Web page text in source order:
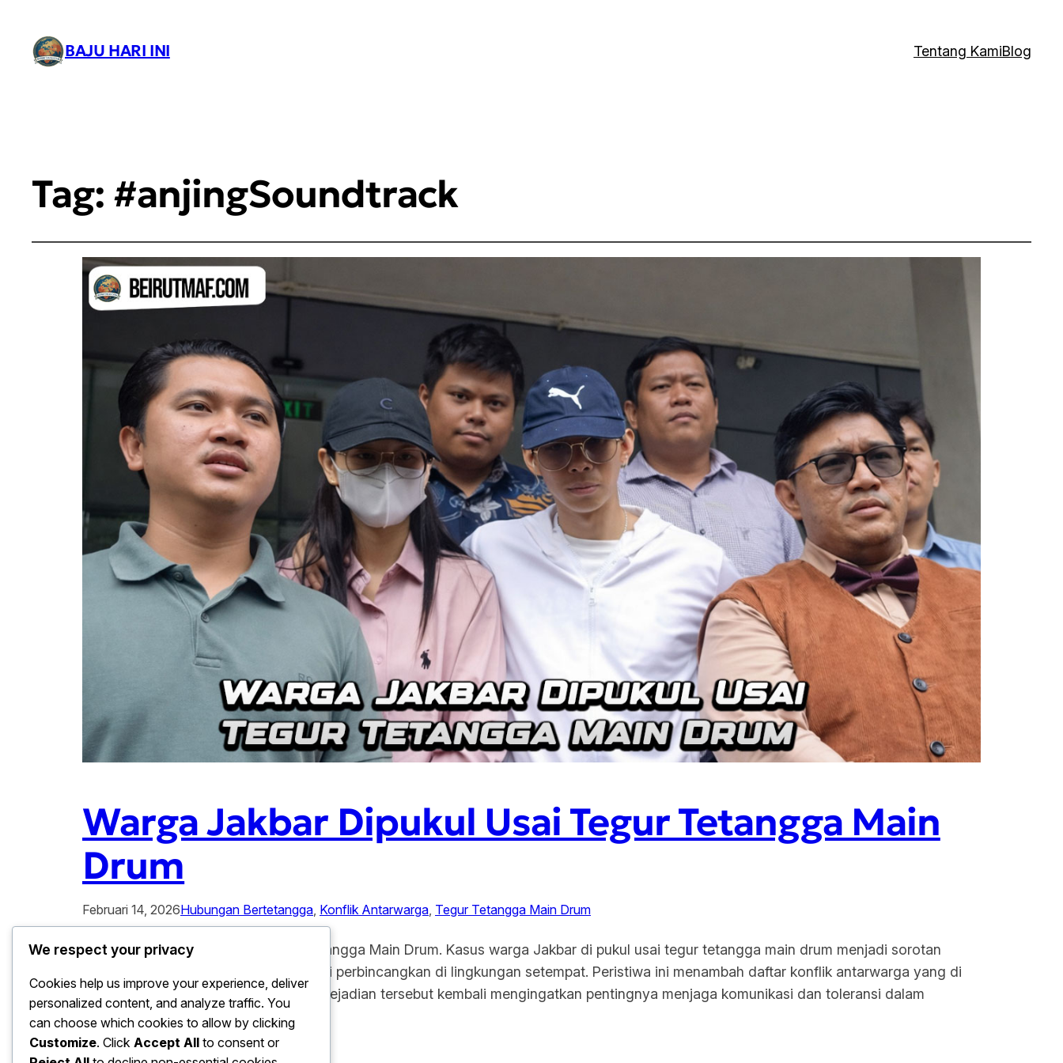
BAJU HARI INI Tentang KamiBlog
Tag: #anjingSoundtrack
Warga Jakbar Dipukul Usai Tegur Tetangga Main
Drum
Februari 14, 2026Hubungan Bertetangga, Konflik Antarwarga, Tegur Tetangga Main Drum
Warga Jakbar Di pukul Usai Tegur Tetangga Main Drum. Kasus warga Jakbar di pukul usai tegur tetangga main drum menjadi sorotan
publik setelah insiden tersebut ramai di perbincangkan di lingkungan setempat. Peristiwa ini menambah daftar konflik antarwarga yang di
picu persoalan kebisingan. Selain itu, kejadian tersebut kembali mengingatkan pentingnya menjaga komunikasi dan toleransi dalam
kehidupan…
We respect your privacy
Cookies help us improve your experience, deliver
personalized content, and analyze traffic. You
can choose which cookies to allow by clicking
Customize. Click Accept All to consent or